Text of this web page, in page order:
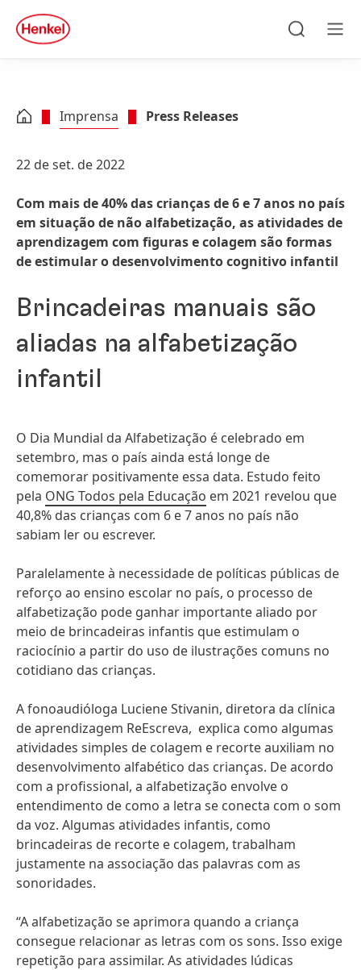
Skip to footer
quick
search
Imprensa Press Releases
22 de set. de 2022
Com mais de 40% das crianças de 6 e 7 anos no país
em situação de não alfabetização, as atividades de
aprendizagem com figuras e colagem são formas
de estimular o desenvolvimento cognitivo infantil
Brincadeiras manuais são
aliadas na alfabetização
infantil
O Dia Mundial da Alfabetização é celebrado em
setembro, mas o país ainda está longe de
comemorar positivamente essa data. Estudo feito
pela ONG Todos pela Educação em 2021 revelou que
40,8% das crianças com 6 e 7 anos no país não
sabiam ler ou escrever.
Paralelamente à necessidade de políticas públicas de
reforço ao ensino escolar no país, o processo de
alfabetização pode ganhar importante aliado por
meio de brincadeiras infantis que estimulam o
raciocínio a partir do uso de ilustrações comuns no
cotidiano das crianças.
A fonoaudióloga Luciene Stivanin, diretora da clínica
de aprendizagem ReEscreva, explica como algumas
atividades simples de colagem e recorte auxiliam no
desenvolvimento alfabético das crianças. De acordo
com a profissional, a alfabetização envolve o
entendimento de como a letra se conecta com o som
da voz. Algumas atividades infantis, como
brincadeiras de recorte e colagem, trabalham
justamente na associação das palavras com as
sonoridades.
“A alfabetização se aprimora quando a criança
consegue relacionar as letras com os sons. Isso exige
repetição para assimilar. As atividades lúdicas